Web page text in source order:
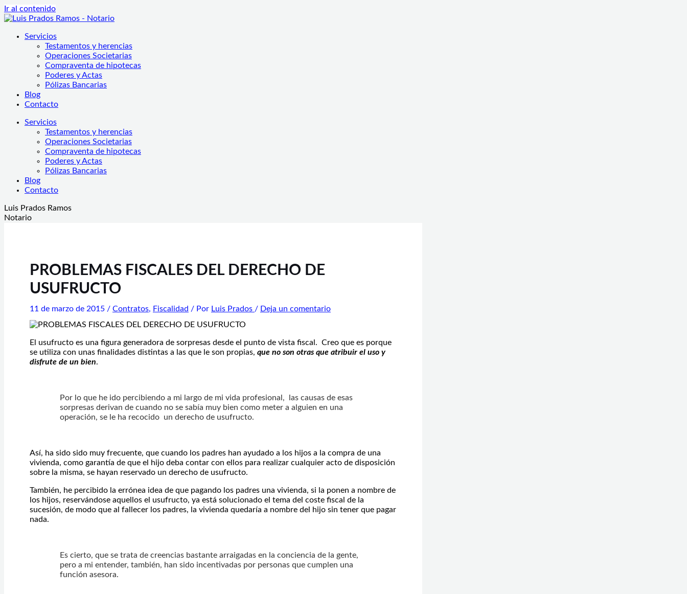
Ir al contenido
Servicios
Testamentos y herencias
Operaciones Societarias
Compraventa de hipotecas
Poderes y Actas
Pólizas Bancarias
Blog
Contacto
Servicios
Testamentos y herencias
Operaciones Societarias
Compraventa de hipotecas
Poderes y Actas
Pólizas Bancarias
Blog
Contacto
Luis Prados Ramos
Notario
PROBLEMAS FISCALES DEL DERECHO DE
USUFRUCTO
11 de marzo de 2015 / Contratos, Fiscalidad / Por Luis Prados / Deja un comentario
El usufructo es una figura generadora de sorpresas desde el punto de vista fiscal. Creo que es porque
se utiliza con unas finalidades distintas a las que le son propias, que no son otras que atribuir el uso y
disfrute de un bien.
Por lo que he ido percibiendo a mi largo de mi vida profesional, las causas de esas
sorpresas derivan de cuando no se sabía muy bien como meter a alguien en una
operación, se le ha recocido un derecho de usufructo.
Así, ha sido sido muy frecuente, que cuando los padres han ayudado a los hijos a la compra de una
vivienda, como garantía de que el hijo deba contar con ellos para realizar cualquier acto de disposición
sobre la misma, se hayan reservado un derecho de usufructo.
También, he percibido la errónea idea de que pagando los padres una vivienda, si la ponen a nombre de
los hijos, reservándose aquellos el usufructo, ya está solucionado el tema del coste fiscal de la
sucesión, de modo que al fallecer los padres, la vivienda quedaría a nombre del hijo sin tener que pagar
nada.
Es cierto, que se trata de creencias bastante arraigadas en la conciencia de la gente,
pero a mi entender, también, han sido incentivadas por personas que cumplen una
función asesora.